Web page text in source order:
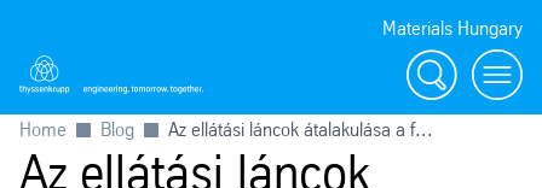
Materials Hungary
Search
Home Blog Az ellátási láncok átalakulása a f...
Az ellátási láncok